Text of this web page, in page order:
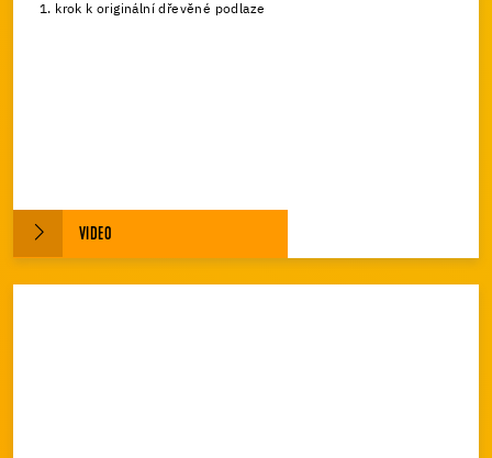
1. krok k originální dřevěné podlaze
VIDEO